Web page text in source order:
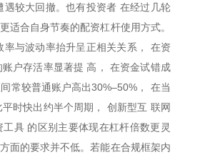
遇较大回撤。也有投资者 在经过几轮
适合自身节奏的配资杠杆使用方式。
与波动率抬升呈正相关关系， 在资
户存活率显著提 高， 在资金试错成
常较普通账户高出30%–50%， 在当
时快出约半个周期， 创新型互 联网
具 的区别主要体现在杠杆倍数更灵
面的要求并不低。若能在合规框架内